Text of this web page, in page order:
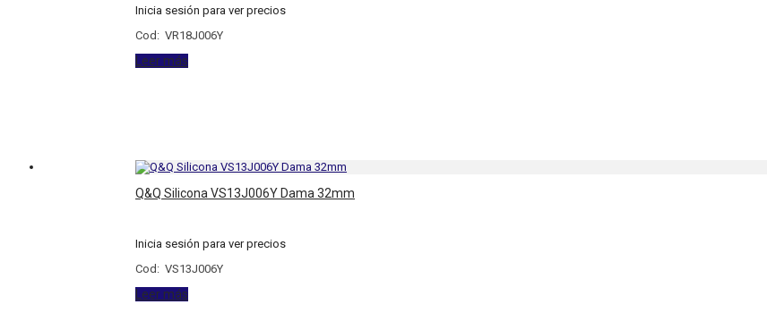
Inicia sesión para ver precios
Cod: VR18J006Y
Leer más
Q&Q Silicona VS13J006Y Dama 32mm
Inicia sesión para ver precios
Cod: VS13J006Y
Leer más